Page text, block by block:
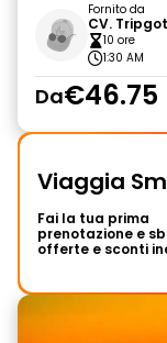
Fornito da
CV.
10 ore
1:30 AM
Da€46.75
Viaggia
Fai la tua prima
prenotazione e
offerte e sconti